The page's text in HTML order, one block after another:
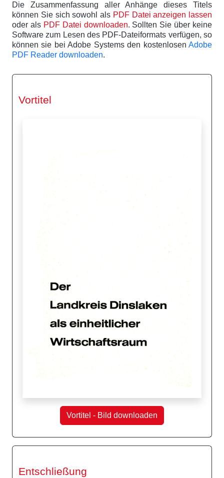
Die Zusammenfassung aller Anhänge dieses Titels
können Sie sich sowohl als PDF Datei anzeigen lassen
oder als PDF Datei downloaden. Sollten Sie über keine
Software zum Lesen des PDF-Dateiformats verfügen, so
können sie bei Adobe Systems den kostenlosen Adobe
PDF Reader downloaden.
Vortitel
Vortitel - Bild downloaden
Entschließung